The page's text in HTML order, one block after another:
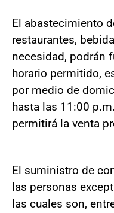
El abastecimiento
restaurantes,
necesidad, podrán
horario permitido,
por medio de
hasta las 11:00
permitirá la venta
El suministro de
las personas
las cuales son,